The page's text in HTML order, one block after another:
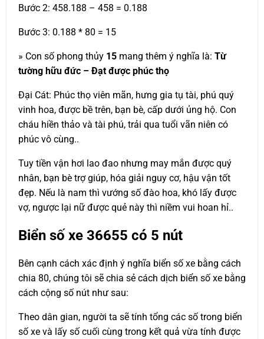
Bước 2: 458.188 – 458 = 0.188
Bước 3: 0.188 * 80 = 15
» Con số phong thủy 15 mang thêm ý nghĩa là: Từ
tường hữu đức – Đạt được phúc thọ
Đại Cát: Phúc thọ viên mãn, hưng gia tụ tài, phú quý
vinh hoa, được bề trên, bạn bè, cấp dưới ủng hộ. Con
cháu hiền thảo và tài phú, trải qua tuổi vãn niên có
phúc vô cùng..
Tuy tiền vận hơi lao đao nhưng may mắn được quý
nhân, bạn bè trợ giúp, hóa giải nguy cơ, hậu vận tốt
đẹp. Nếu là nam thì vướng số đào hoa, khó lấy được
vợ, ngược lại nữ được quẻ này thì niềm vui hoan hỉ..
Biển số xe 36655 có 5 nút
Bên cạnh cách xác định ý nghĩa biển số xe bằng cách
chia 80, chúng tôi sẽ chia sẻ cách dịch biển số xe bằng
cách cộng số nút như sau:
Theo dân gian, người ta sẽ tính tổng các số trong biển
số xe và lấy số cuối cùng trong kết quả vừa tính được